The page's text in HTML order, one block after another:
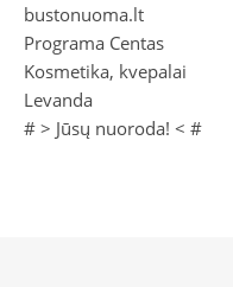
bustonuoma.lt
Programa Centas
Kosmetika, kvepalai
Levanda
# > Jūsų nuoroda! < #